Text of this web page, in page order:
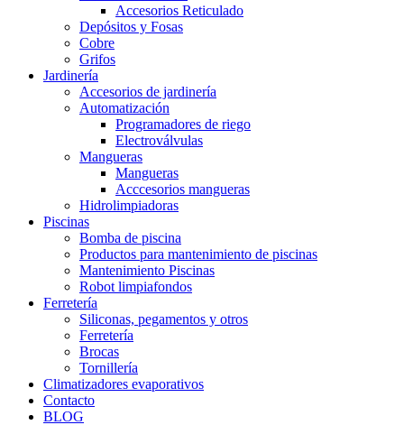
Accesorios Reticulado
Depósitos y Fosas
Cobre
Grifos
Jardinería
Accesorios de jardinería
Automatización
Programadores de riego
Electroválvulas
Mangueras
Mangueras
Acccesorios mangueras
Hidrolimpiadoras
Piscinas
Bomba de piscina
Productos para mantenimiento de piscinas
Mantenimiento Piscinas
Robot limpiafondos
Ferretería
Siliconas, pegamentos y otros
Ferretería
Brocas
Tornillería
Climatizadores evaporativos
Contacto
BLOG